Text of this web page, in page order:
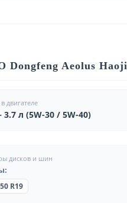
Dongfeng Aeolus Haoji
двигателе
л (5W-30 / 5W-40)
дисков и шин
R19